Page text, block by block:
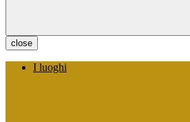
close
I luoghi